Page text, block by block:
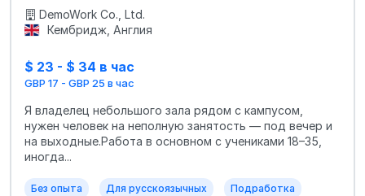
DemoWork Co., Ltd.
Кембридж, Англия
$ 23 - $ 34 в час
GBP 17 - GBP 25 в час
Я владелец небольшого зала рядом с кампусом,
нужен человек на неполную занятость — под вечер и
на выходные.Работа в основном с учениками 18–35,
иногда...
Без опыта Для русскоязычных Подработка